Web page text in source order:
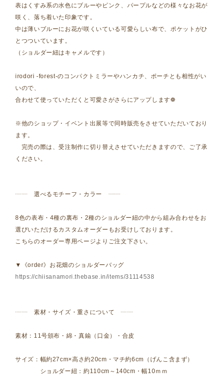
表はくすみ系の水色にブルーやピンク、パープルなどの様々なお花が
咲く、落ち着いた印象です。
中は薄いブルーにお花が咲くいている可愛らしい布で、ポケットがひ
とつついています。
（ショルダー紐はキャメルです）
irodori -forest-のコンパクトミラーやハンカチ、ポーチとも相性がい
いので、
合わせて使っていただくと可愛さがさらにアップします❁
※他のショップ・イベント出展等で同時販売をさせていただいており
ます。
完売の際は、受注制作に切り替えさせていただきますので、ご了承
ください。
┈┈ 選べるモチーフ・カラー ┈┈
8色の表布・4種の裏布・2種のショルダー紐の中から組み合わせをお
選びいただけるカスタムオーダーもお受けしております。
こちらのオーダー専用ページよりご注文下さい。
▼《order》お花畑のショルダーバッグ
https://chiisanamori.thebase.in/items/31114538
┈┈ 素材・サイズ・重さについて ┈┈
素材：11号頒布・綿・真鍮（口金）・合皮
サイズ：幅約27cm×高さ約20cm・マチ約6cm（げんこ含まず）
ショルダー紐：約110cm～140cm・幅10ｍｍ